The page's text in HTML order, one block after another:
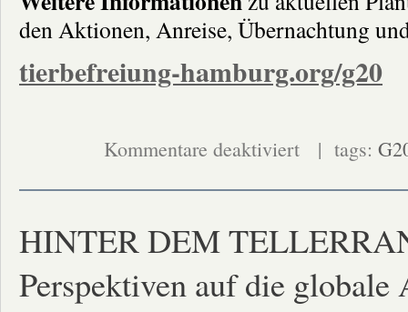
den Aktionen, Anreise, Übernachtung
tierbefreiung-hamburg.org/g20
Kommentare deaktiviertEinladung
Hamburg
| tags:
HINTER DEM
Perspektiven auf die globale